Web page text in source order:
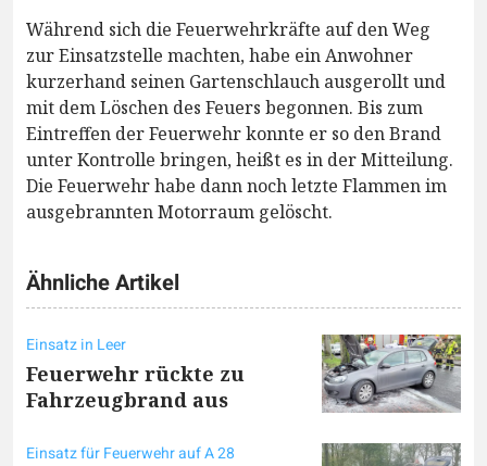
Während sich die Feuerwehrkräfte auf den Weg
zur Einsatzstelle machten, habe ein Anwohner
kurzerhand seinen Gartenschlauch ausgerollt und
mit dem Löschen des Feuers begonnen. Bis zum
Eintreffen der Feuerwehr konnte er so den Brand
unter Kontrolle bringen, heißt es in der Mitteilung.
Die Feuerwehr habe dann noch letzte Flammen im
ausgebrannten Motorraum gelöscht.
Ähnliche Artikel
Einsatz in Leer
Feuerwehr rückte zu
Fahrzeugbrand aus
Einsatz für Feuerwehr auf A 28